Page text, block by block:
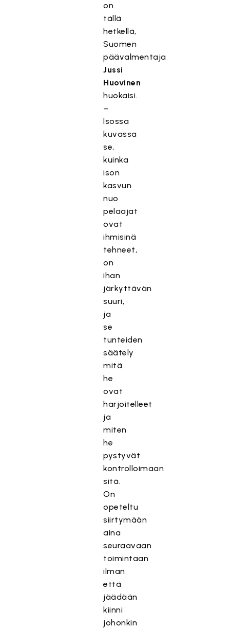
on
tällä
hetkellä,
Suomen
päävalmentaja
Jussi
Huovinen
huokaisi.
–
Isossa
kuvassa
se,
kuinka
ison
kasvun
nuo
pelaajat
ovat
ihmisinä
tehneet,
on
ihan
järkyttävän
suuri,
ja
se
tunteiden
säätely
mitä
he
ovat
harjoitelleet
ja
miten
he
pystyvät
kontrolloimaan
sitä.
On
opeteltu
siirtymään
aina
seuraavaan
toimintaan
ilman
että
jäädään
kiinni
johonkin